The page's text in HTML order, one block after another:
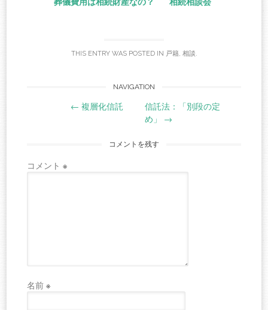
THIS ENTRY WAS POSTED IN 戸籍, 相談.
NAVIGATION
← 複層化信託
信託法：「別段の定
め」 →
コメントを残す
コメント※
名前※